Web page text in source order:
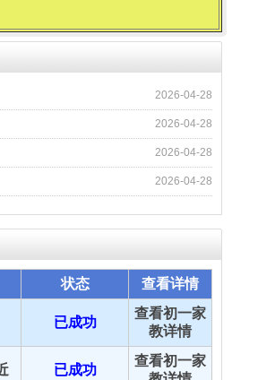
2026-04-28
2026-04-28
2026-04-28
2026-04-28
状态 查看详情
已成功
查看初一家
教详情
已成功
查看初一家